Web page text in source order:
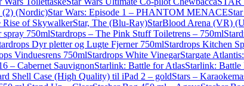
(2) (Nordic)Star Wars: Episode 1 – PHANTOM MENACE
Rise of SkywalkerStar, The (Blu-Ray)StarBlood Arena (VR)
spray 750mlStardrops – The Pink Stuff Toiletrens – 750ml
Dyr pletter og Lugte Fjerner 750mlStardrops Kitchen
Vinduesrens 750mlStardrops White VinegarStargate
– Cabernet SauvignonStarlink: Battle for AtlasStarlink:
Shell Case (High Quality) til iPad 2 – goldStars –